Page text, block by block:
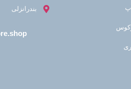
بندرانزلی